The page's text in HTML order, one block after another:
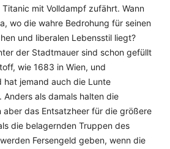
Titanic mit Volldampf zufährt. Wann
wo die wahre Bedrohung für seinen
und liberalen Lebensstil liegt?
der Stadtmauer sind schon gefüllt
wie 1683 in Wien, und
hat jemand auch die Lunte
Anders als damals halten die
aber das Entsatzheer für die größere
die belagernden Truppen des
Fersengeld geben, wenn die